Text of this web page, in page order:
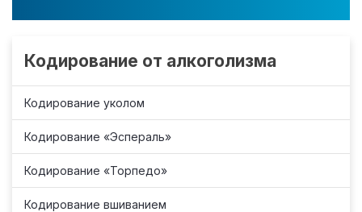
Кодирование от алкоголизма
Кодирование уколом
Кодирование «Эспераль»
Кодирование «Торпедо»
Кодирование вшиванием